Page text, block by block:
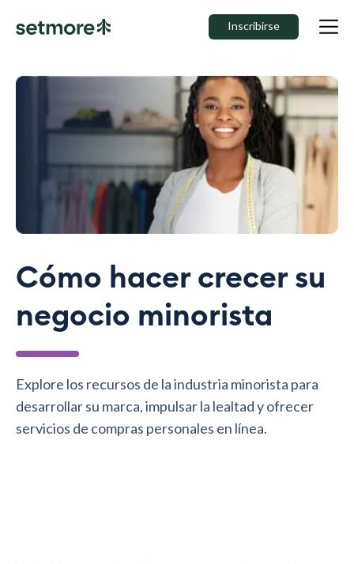
Inscribirse
Cómo hacer crecer su
negocio minorista
Explore los recursos de la industria minorista para
desarrollar su marca, impulsar la lealtad y ofrecer
servicios de compras personales en línea.